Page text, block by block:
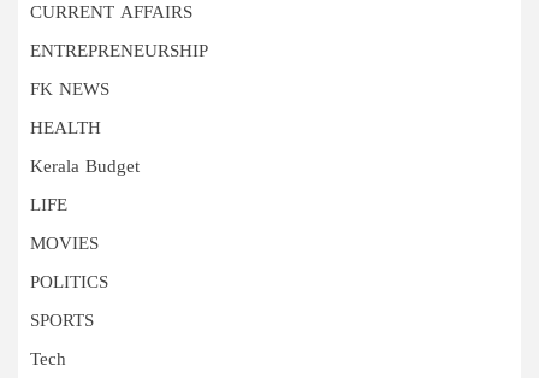
CURRENT AFFAIRS
ENTREPRENEURSHIP
FK NEWS
HEALTH
Kerala Budget
LIFE
MOVIES
POLITICS
SPORTS
Tech